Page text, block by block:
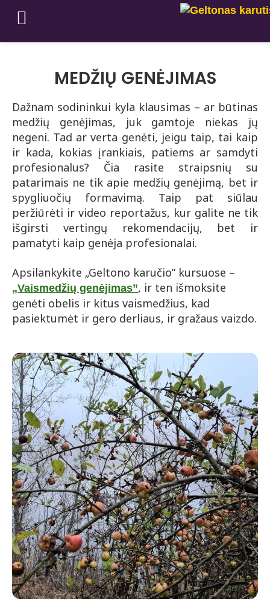
MEDŽIŲ GENĖJIMAS
Dažnam sodininkui kyla klausimas – ar būtinas
medžių genėjimas, juk gamtoje niekas jų
negeni. Tad ar verta genėti, jeigu taip, tai kaip
ir kada, kokias įrankiais, patiems ar samdyti
profesionalus? Čia rasite straipsnių su
patarimais ne tik apie medžių genėjimą, bet ir
spygliuočių formavimą. Taip pat siūlau
peržiūrėti ir video reportažus, kur galite ne tik
išgirsti vertingų rekomendacijų, bet ir
pamatyti kaip genėja profesionalai.
Apsilankykite „Geltono karučio” kursuose –
„Vaismedžių genėjimas”, ir ten išmoksite
genėti obelis ir kitus vaismedžius, kad
pasiektumėt ir gero derliaus, ir gražaus vaizdo.